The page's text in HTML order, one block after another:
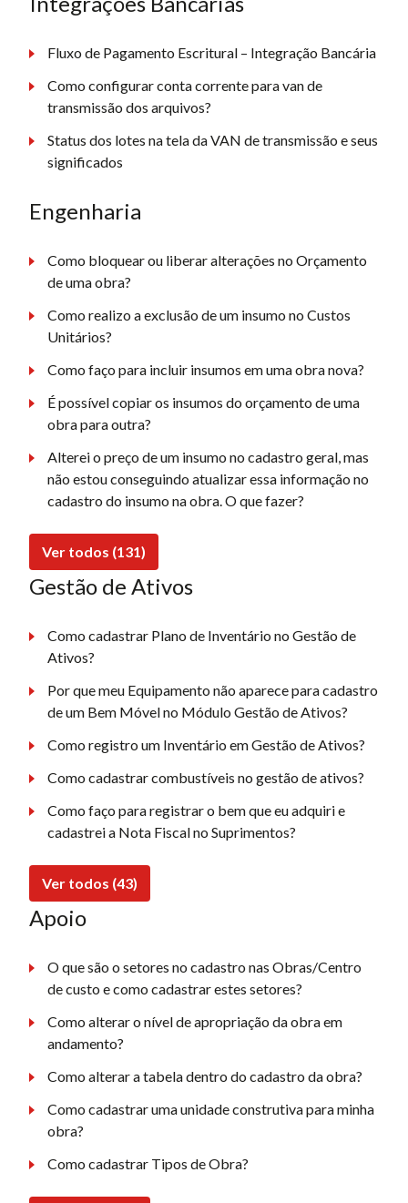
Fluxo de Pagamento Escritural – Integração Bancária
Como configurar conta corrente para van de
transmissão dos arquivos?
Status dos lotes na tela da VAN de transmissão e seus
significados
Engenharia
Como bloquear ou liberar alterações no Orçamento
de uma obra?
Como realizo a exclusão de um insumo no Custos
Unitários?
Como faço para incluir insumos em uma obra nova?
É possível copiar os insumos do orçamento de uma
obra para outra?
Alterei o preço de um insumo no cadastro geral, mas
não estou conseguindo atualizar essa informação no
cadastro do insumo na obra. O que fazer?
Ver todos (131)
Gestão de Ativos
Como cadastrar Plano de Inventário no Gestão de
Ativos?
Por que meu Equipamento não aparece para cadastro
de um Bem Móvel no Módulo Gestão de Ativos?
Como registro um Inventário em Gestão de Ativos?
Como cadastrar combustíveis no gestão de ativos?
Como faço para registrar o bem que eu adquiri e
cadastrei a Nota Fiscal no Suprimentos?
Ver todos (43)
Apoio
O que são o setores no cadastro nas Obras/Centro
de custo e como cadastrar estes setores?
Como alterar o nível de apropriação da obra em
andamento?
Como alterar a tabela dentro do cadastro da obra?
Como cadastrar uma unidade construtiva para minha
obra?
Como cadastrar Tipos de Obra?